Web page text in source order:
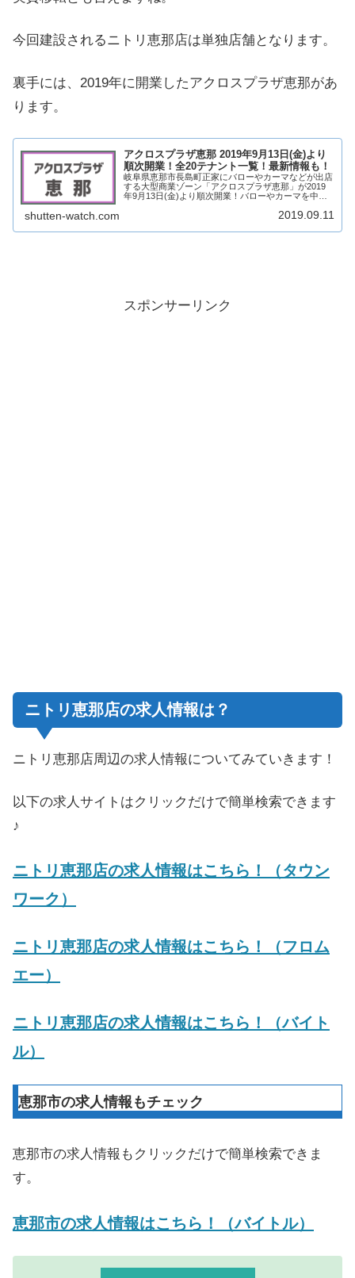
今回建設されるニトリ恵那店は単独店舗となります。
裏手には、2019年に開業したアクロスプラザ恵那があ
ります。
アクロスプラザ恵那 2019年9月13日(金)より
順次開業！全20テナント一覧！最新情報も！
岐阜県恵那市長島町正家にバローやカーマなどが出店
する大型商業ゾーン「アクロスプラザ恵那」が2019
年9月13日(金)より順次開業！バローやカーマを中心
ような商業施設になるのか、見ていきます！...
shutten-watch.com 2019.09.11
スポンサーリンク
ニトリ恵那店の求人情報は？
ニトリ恵那店周辺の求人情報についてみていきます！
以下の求人サイトはクリックだけで簡単検索できます
♪
ニトリ恵那店の求人情報はこちら！（タウン
ワーク）
ニトリ恵那店の求人情報はこちら！（フロム
エー）
ニトリ恵那店の求人情報はこちら！（バイト
ル）
恵那市の求人情報もチェック
恵那市の求人情報もクリックだけで簡単検索できま
す。
恵那市の求人情報はこちら！（バイトル）